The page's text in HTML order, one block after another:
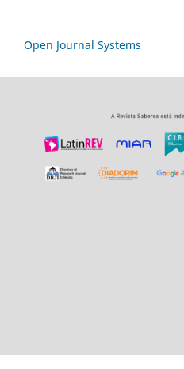
Open Journal Systems